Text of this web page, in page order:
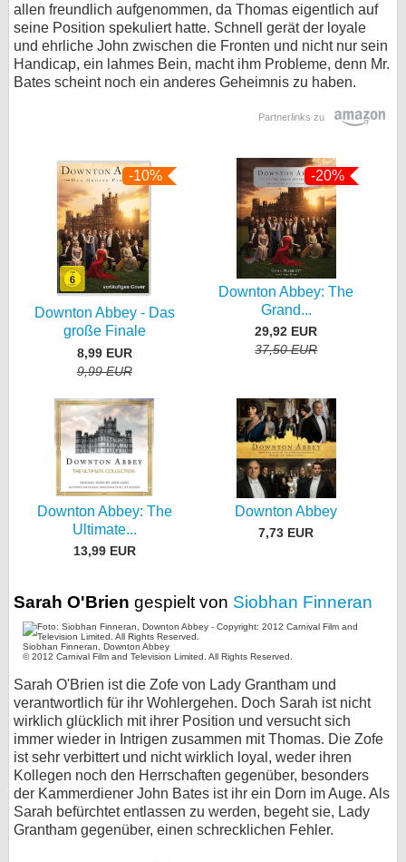
allen freundlich aufgenommen, da Thomas eigentlich auf
seine Position spekuliert hatte. Schnell gerät der loyale
und ehrliche John zwischen die Fronten und nicht nur sein
Handicap, ein lahmes Bein, macht ihm Probleme, denn Mr.
Bates scheint noch ein anderes Geheimnis zu haben.
Partnerlinks zu
-10%
Downton Abbey - Das
große Finale
8,99 EUR
9,99 EUR
-20%
Downton Abbey: The
Grand...
29,92 EUR
37,50 EUR
Downton Abbey: The
Ultimate...
13,99 EUR
Downton Abbey
7,73 EUR
Sarah O'Brien gespielt von Siobhan Finneran
Siobhan Finneran, Downton Abbey
© 2012 Carnival Film and Television Limited. All Rights Reserved.
Sarah O'Brien ist die Zofe von Lady Grantham und
verantwortlich für ihr Wohlergehen. Doch Sarah ist nicht
wirklich glücklich mit ihrer Position und versucht sich
immer wieder in Intrigen zusammen mit Thomas. Die Zofe
ist sehr verbittert und nicht wirklich loyal, weder ihren
Kollegen noch den Herrschaften gegenüber, besonders
der Kammerdiener John Bates ist ihr ein Dorn im Auge. Als
Sarah befürchtet entlassen zu werden, begeht sie, Lady
Grantham gegenüber, einen schrecklichen Fehler.